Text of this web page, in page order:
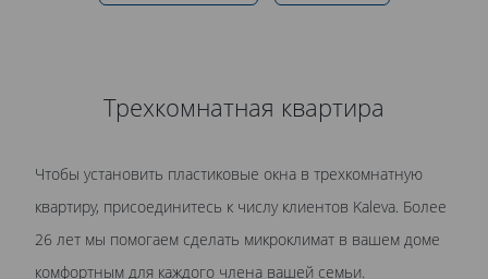
политикой обработки персональных данныхознакомлен.
Трехкомнатная квартира
Чтобы установить пластиковые окна в трехкомнатную
квартиру, присоединитесь к числу клиентов Kaleva. Более
26 лет мы помогаем сделать микроклимат в вашем доме
комфортным для каждого члена вашей семьи.